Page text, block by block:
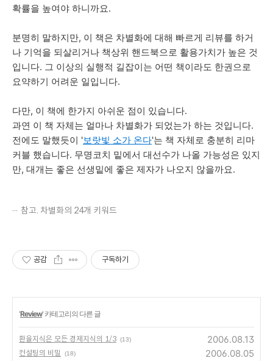
확률을 높여야 하니까요.
분명히 말하지만, 이 책은 차별화에 대해 빠르게 리뷰를 하거
나 기억을 되살리거나 책상위 핸드북으로 활용가치가 높은 것
입니다. 그 이상의 실행적 길잡이는 어떤 책이라도 한권으로
요약하기 어려운 일입니다.
다만, 이 책에 한가지 아쉬운 점이 있습니다.
과연 이 책 자체는 얼마나 차별화가 되었는가 하는 것입니다.
전에도 말했듯이 '보랏빛 소가 온다'는 책 자체로 충분히 리마
커블 했습니다. 무명코치 밑에서 대선수가 나올 가능성은 있지
만, 대개는 좋은 선생밑에 좋은 제자가 나오지 않을까요.
참고. 차별화의 24개 키워드
공감 구독하기
'Review' 카테고리의 다른 글
환율지식은 모든 경제지식의 1/3 (13) 2006.08.13
컨설팅의 비밀 (18) 2006.08.05